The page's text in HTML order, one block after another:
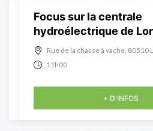
Focus sur la centrale
hydroélectrique de
Rue de la chasse à vache, 80510
11h00
+ D'INFOS